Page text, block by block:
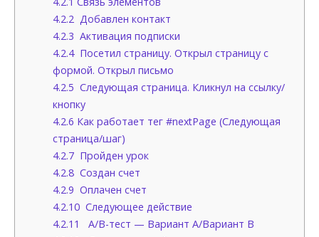
4.2.2Добавлен контакт
4.2.3 Активация подписки
4.2.4Посетил страницу. Открыл страницу с
формой. Открыл письмо
4.2.5 Следующая страница. Кликнул на ссылку/
кнопку
4.2.6 Как работает тег #nextPage (Следующая
страница/шаг)
4.2.7Пройден урок
4.2.8Создан счет
4.2.9 Оплачен счет
4.2.10Следующее действие
4.2.11
А/В-тест — Вариант А/Вариант В